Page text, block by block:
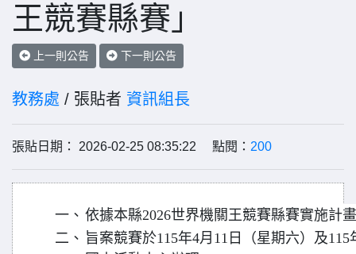
王競賽縣賽」
上一則公告 下一則公告
教務處 / 張貼者 資訊組長
張貼日期： 2026-02-25 08:35:22 點閱： 200
一、 依據本縣2026世界機關王競賽縣賽實施計
二、 旨案競賽於115年4月11日（星期六）及